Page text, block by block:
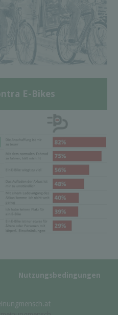
E-Bikes
Nutzungsbedingungen